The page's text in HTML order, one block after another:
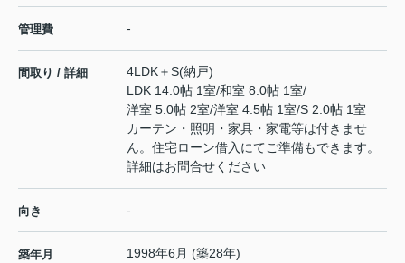
管理費 -
間取り / 詳細
4LDK＋S(納戸)
LDK 14.0帖 1室/和室 8.0帖 1室/
洋室 5.0帖 2室/洋室 4.5帖 1室/S 2.0帖 1室
カーテン・照明・家具・家電等は付きませ
ん。住宅ローン借入にてご準備もできます。
詳細はお問合せください
向き -
築年月 1998年6月 (築28年)